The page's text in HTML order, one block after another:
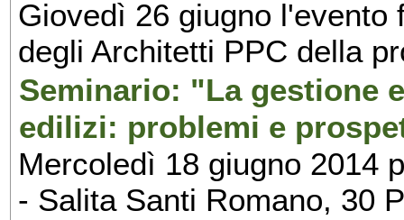
Giovedì 26 giugno l'evento
degli Architetti PPC della
Seminario: "La gestione
edilizi: problemi e
Mercoledì 18 giugno 2014
- Salita Santi Romano, 30